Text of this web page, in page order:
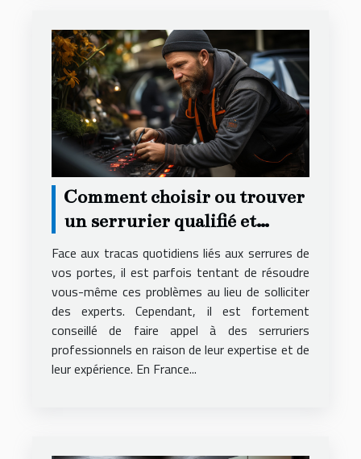
Comment choisir ou trouver
un serrurier qualifié et
compétent ?
Face aux tracas quotidiens liés aux serrures de
vos portes, il est parfois tentant de résoudre
vous-même ces problèmes au lieu de solliciter
des experts. Cependant, il est fortement
conseillé de faire appel à des serruriers
professionnels en raison de leur expertise et de
leur expérience. En France...